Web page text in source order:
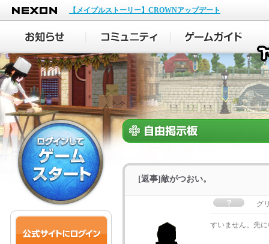
NEXON
【メイプルストーリー】CROWNアップデート
[返事]敵がつおい。
グ
すいません。先